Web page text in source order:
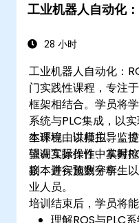
工业机器人自动化
28 小时
工业机器人自动化：
门实践性课程，专注
框架相结合。学员将
系统与PLC集成，以
生环境，以模拟、监
强调互操作性、实时
副本进行预测分析。
本课程由讲师主导，
望在实际操作中掌握
接，并实施数字孪生
业人员。
培训结束后，学员将能
理解ROS与PLC